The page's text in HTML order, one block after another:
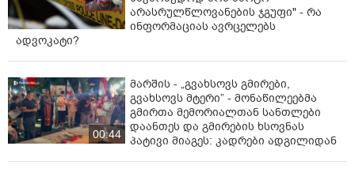
არასრულწლოვანების ჯგუფი" - რა
ინფორმაციას ავრცელებს
ადვოკატი?
00:44
მარშის - „გვახსოვს გმირები,
გვახსოვს მტერი” - მონაწილეებმა
გმირთა მემორიალთან სანთლები
დაანთეს და გმირების ხსოვნას
პატივი მიაგეს: კადრები ადგილიდან